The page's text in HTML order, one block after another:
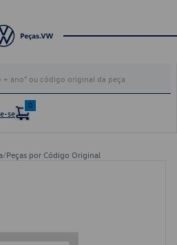
se
0
/Peças por Código Original